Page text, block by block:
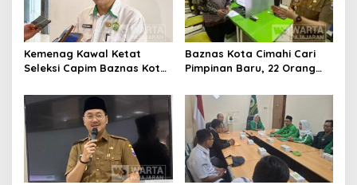
Kemenag Kawal Ketat
Seleksi Capim Baznas Kota
Komisioner Baznas
Berintegritas
Baznas Kota Cimahi Cari
Pimpinan Baru, 22 Orang